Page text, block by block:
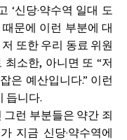
‘신당·약수역 일대 도
문에 이런 부분에 대
또한 우리 동료 위원
소한, 아니면 또 “저
은 예산입니다.” 이런
듭니다.
그런 부분들은 약간 죄
지금 신당·약수역에